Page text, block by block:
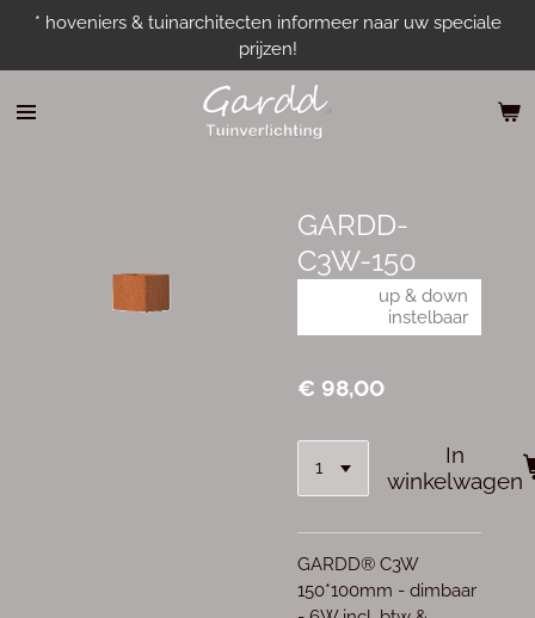
naar
de
* hoveniers & tuinarchitecten informeer naar uw speciale
prijzen!
GARDD-
C3W-150
up & down
instelbaar
€ 98,00
In
winkelwagen
GARDD® C3W
150*100mm - dimbaar